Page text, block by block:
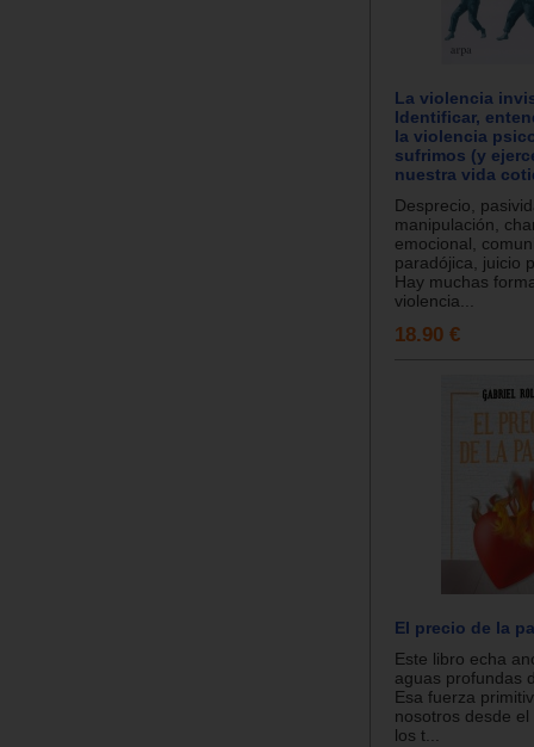
La violencia
Identificar,
la violencia
sufrimos (y
nuestra vida
Desprecio,
manipulación,
emocional,
paradójica, juicio
Hay muchas
violencia...
18.90 €
El precio de la
Este libro echa
aguas profundas
Esa fuerza
nosotros desde
los t...